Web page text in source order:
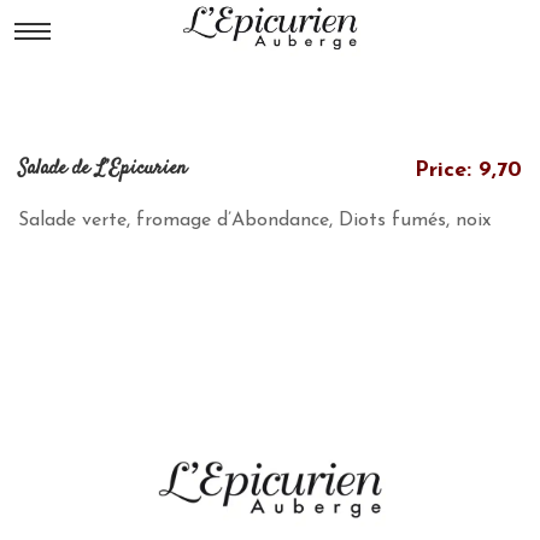
Salade de L’Epicurien
Salade verte, fromage d’Abondance, Diots fumés, noix
Price: 9,70